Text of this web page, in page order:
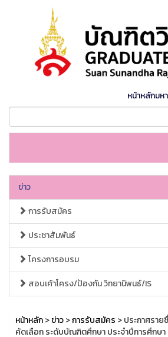
หน้าหลักมห
ข่าว
การรับสมัคร
ประชาสัมพันธ์
โครงการอบรม
สอบเค้าโครง/ป้องกัน วิทยานิพนธ์/IS
หน้าหลัก>ข่าว>การรับสมัคร > ประกาศรา
คัดเลือก ระดับบัณฑิตศึกษา ประจำปีการศึกษ